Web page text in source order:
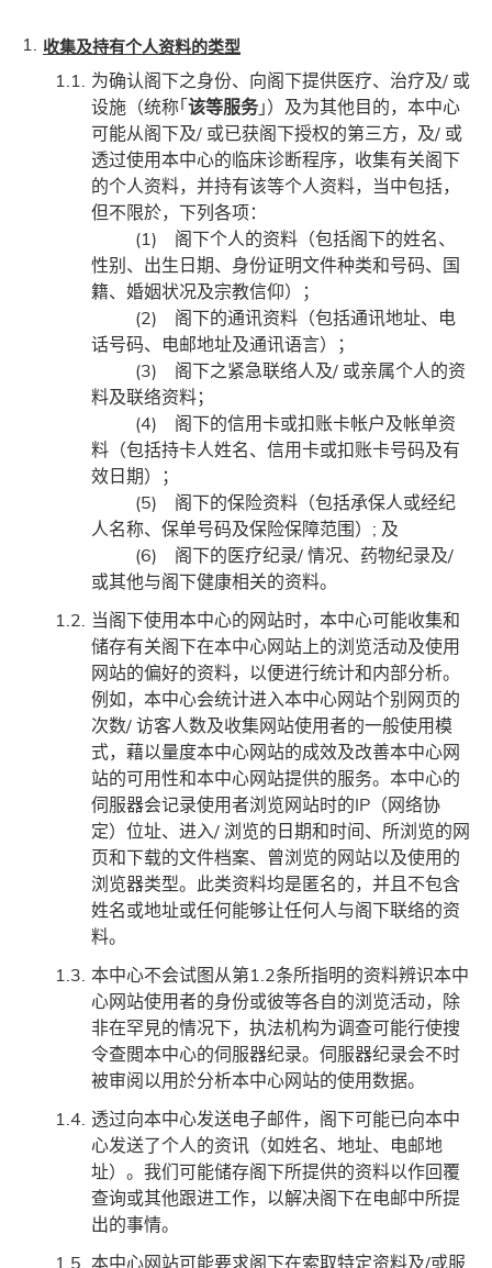
收集及持有个人资料的类型
为确认阁下之身份、向阁下提供医疗、治疗及/ 或
设施（统称｢ 该等服务 ｣）及为其他目的，本中心
可能从阁下及/ 或已获阁下授权的第三方，及/ 或
透过使用本中心的临床诊断程序，收集有关阁下
的个人资料，并持有该等个人资料，当中包括，
但不限於，下列各项：
(1) 阁下个人的资料（包括阁下的姓名、
性别、出生日期、身份证明文件种类和号码、国
籍、婚姻状况及宗教信仰）；
(2) 阁下的通讯资料（包括通讯地址、电
话号码、电邮地址及通讯语言）；
(3) 阁下之紧急联络人及/ 或亲属个人的资
料及联络资料；
(4) 阁下的信用卡或扣账卡帐户及帐单资
料（包括持卡人姓名、信用卡或扣账卡号码及有
效日期）；
(5) 阁下的保险资料（包括承保人或经纪
人名称、保单号码及保险保障范围）; 及
(6) 阁下的医疗纪录/ 情况、药物纪录及/
或其他与阁下健康相关的资料。
当阁下使用本中心的网站时，本中心可能收集和
储存有关阁下在本中心网站上的浏览活动及使用
网站的偏好的资料，以便进行统计和内部分析。
例如，本中心会统计进入本中心网站个别网页的
次数/ 访客人数及收集网站使用者的一般使用模
式，藉以量度本中心网站的成效及改善本中心网
站的可用性和本中心网站提供的服务。本中心的
伺服器会记录使用者浏览网站时的IP（网络协
定）位址、进入/ 浏览的日期和时间、所浏览的网
页和下载的文件档案、曾浏览的网站以及使用的
浏览器类型。此类资料均是匿名的，并且不包含
姓名或地址或任何能够让任何人与阁下联络的资
料。
本中心不会试图从第1.2条所指明的资料辨识本中
心网站使用者的身份或彼等各自的浏览活动，除
非在罕見的情况下，执法机构为调查可能行使搜
令查閲本中心的伺服器纪录。伺服器纪录会不时
被审阅以用於分析本中心网站的使用数据。
透过向本中心发送电子邮件，阁下可能已向本中
心发送了个人的资讯（如姓名、地址、电邮地
址）。我们可能储存阁下所提供的资料以作回覆
查询或其他跟进工作，以解决阁下在电邮中所提
出的事情。
本中心网站可能要求阁下在索取特定资料及/或服